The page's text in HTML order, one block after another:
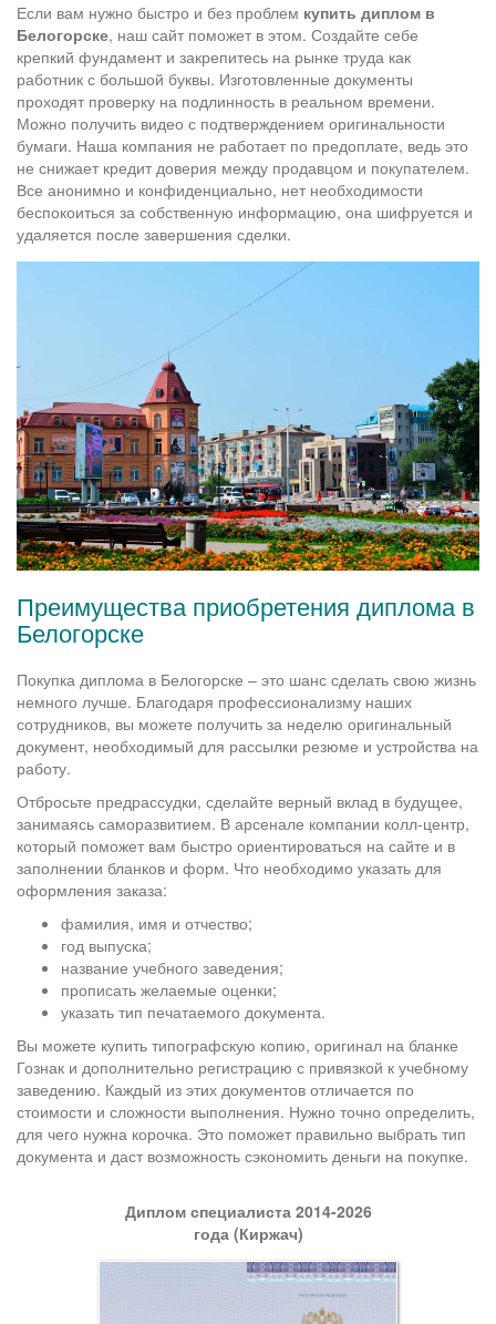
Если вам нужно быстро и без проблем купить диплом в
Белогорске, наш сайт поможет в этом. Создайте себе
крепкий фундамент и закрепитесь на рынке труда как
работник с большой буквы. Изготовленные документы
проходят проверку на подлинность в реальном времени.
Можно получить видео с подтверждением оригинальности
бумаги. Наша компания не работает по предоплате, ведь это
не снижает кредит доверия между продавцом и покупателем.
Все анонимно и конфиденциально, нет необходимости
беспокоиться за собственную информацию, она шифруется и
удаляется после завершения сделки.
Преимущества приобретения диплома в
Белогорске
Покупка диплома в Белогорске – это шанс сделать свою жизнь
немного лучше. Благодаря профессионализму наших
сотрудников, вы можете получить за неделю оригинальный
документ, необходимый для рассылки резюме и устройства на
работу.
Отбросьте предрассудки, сделайте верный вклад в будущее,
занимаясь саморазвитием. В арсенале компании колл-центр,
который поможет вам быстро ориентироваться на сайте и в
заполнении бланков и форм. Что необходимо указать для
оформления заказа:
фамилия, имя и отчество;
год выпуска;
название учебного заведения;
прописать желаемые оценки;
указать тип печатаемого документа.
Вы можете купить типографскую копию, оригинал на бланке
Гознак и дополнительно регистрацию с привязкой к учебному
заведению. Каждый из этих документов отличается по
стоимости и сложности выполнения. Нужно точно определить,
для чего нужна корочка. Это поможет правильно выбрать тип
документа и даст возможность сэкономить деньги на покупке.
Диплом специалиста 2014-2026
года (Киржач)